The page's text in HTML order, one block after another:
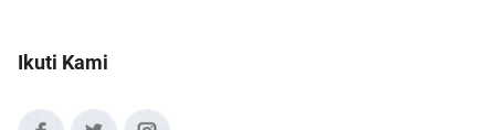
Ikuti Kami